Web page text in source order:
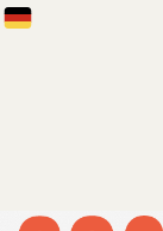
Deutsch